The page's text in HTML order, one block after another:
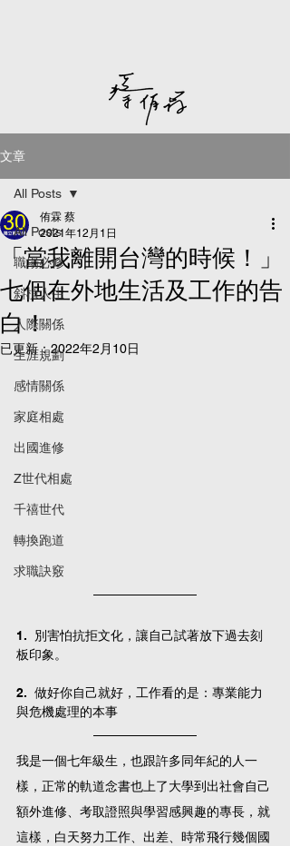
文章
All Posts
職場必修
斜槓人生
人際關係
生涯規劃
感情關係
家庭相處
出國進修
Z世代相處
千禧世代
轉換跑道
求職訣竅
All Posts
「當我離開台灣的時候！」
七個在外地生活及工作的告
白！
侑霖 蔡
2021年12月1日
已更新：2022年2月10日
1.  別害怕抗拒文化，讓自己試著放下過去刻
板印象。
2.  做好你自己就好，工作看的是：專業能力
與危機處理的本事
我是一個七年級生，也跟許多同年紀的人一
樣，正常的軌道念書也上了大學到出社會自己
額外進修、考取證照與學習感興趣的專長，就
這樣，白天努力工作、出差、時常飛行幾個國